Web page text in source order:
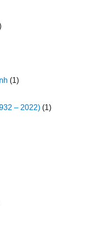
(1)
– 2022) (1)